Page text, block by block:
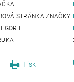
STRÁNKA ZNAČKY
Tisk